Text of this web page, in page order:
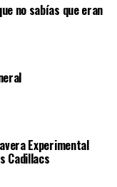
no sabías que eran
Experimental
Cadillacs